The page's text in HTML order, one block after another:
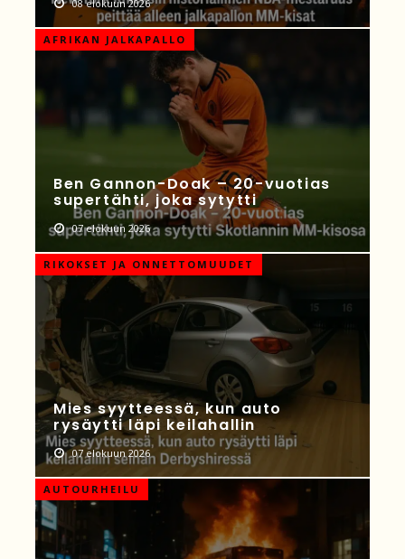
08 elokuun 2026
AFRIKAN JALKAPALLO
Ben Gannon-Doak – 20-vuotias
supertähti, joka sytytti
07 elokuun 2026
RIKOKSET JA ONNETTOMUUDET
Mies syytteessä, kun auto
rysäytti läpi keilahallin
07 elokuun 2026
AUTOURHEILU